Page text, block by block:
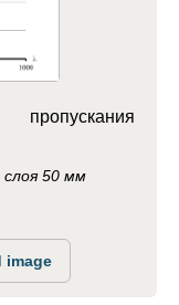
50 мм
image